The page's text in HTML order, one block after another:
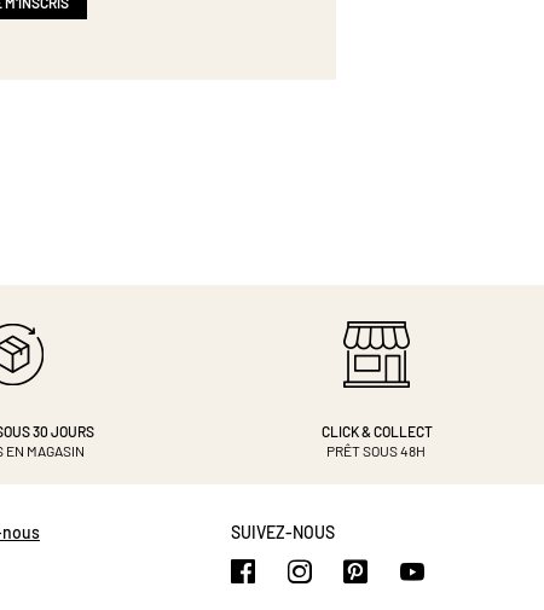
30 JOURS
EN MAGASIN
CLICK & COLLECT
PRÊT SOUS 48H
SUIVEZ-NOUS
https://https://https://https://